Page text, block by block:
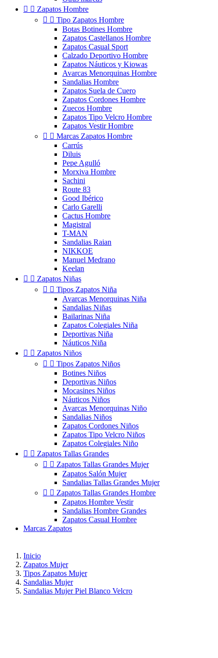
  Zapatos Hombre
  Tipo Zapatos Hombre
Botas Botines Hombre
Zapatos Castellanos Hombre
Zapatos Casual Sport
Calzado Deportivo Hombre
Zapatos Náuticos y Kiowas
Avarcas Menorquinas Hombre
Sandalias Hombre
Zapatos Suela de Cuero
Zapatos Cordones Hombre
Zuecos Hombre
Zapatos Tipo Velcro Hombre
Zapatos Vestir Hombre
  Marcas Zapatos Hombre
Carrús
Diluis
Pepe Agulló
Morxiva Hombre
Sachini
Route 83
Good Ibérico
Carlo Garelli
Cactus Hombre
Magistral
T-MAN
Sandalias Raian
NIKKOE
Manuel Medrano
Keelan
  Zapatos Niñas
  Tipos Zapatos Niña
Avarcas Menorquinas Niña
Sandalias Niñas
Bailarinas Niña
Zapatos Colegiales Niña
Deportivas Niña
Náuticos Niña
  Zapatos Niños
  Tipos Zapatos Niños
Botines Niños
Deportivas Niños
Mocasines Niños
Náuticos Niños
Avarcas Menorquinas Niño
Sandalias Niños
Zapatos Cordones Niños
Zapatos Tipo Velcro Niños
Zapatos Colegiales Niño
  Zapatos Tallas Grandes
  Zapatos Tallas Grandes Mujer
Zapatos Salón Mujer
Sandalias Tallas Grandes Mujer
  Zapatos Tallas Grandes Hombre
Zapatos Hombre Vestir
Sandalias Hombre Grandes
Zapatos Casual Hombre
Marcas Zapatos
Inicio
Zapatos Mujer
Tipos Zapatos Mujer
Sandalias Mujer
Sandalias Mujer Piel Blanco Velcro